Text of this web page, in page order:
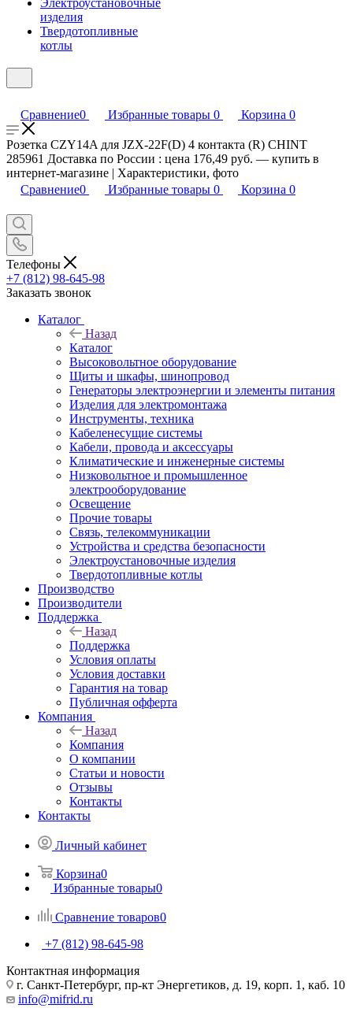
Электроустановочные
изделия
Твердотопливные
котлы
Сравнение0 Избранные товары 0 Корзина 0
Розетка CZY14A для JZX-22F(D) 4 контакта (R) CHINT
285961 Доставка по России : цена 176,49 руб. — купить в
интернет-магазине | Характеристики, фото
Сравнение0 Избранные товары 0 Корзина 0
Телефоны
+7 (812) 98-645-98
Заказать звонок
Каталог
Назад
Каталог
Высоковольтное оборудование
Щиты и шкафы, шинопровод
Генераторы электроэнергии и элементы питания
Изделия для электромонтажа
Инструменты, техника
Кабеленесущие системы
Кабели, провода и аксессуары
Климатические и инженерные системы
Низковольтное и промышленное
электрооборудование
Освещение
Прочие товары
Связь, телекоммуникации
Устройства и средства безопасности
Электроустановочные изделия
Твердотопливные котлы
Производство
Производители
Поддержка
Назад
Поддержка
Условия оплаты
Условия доставки
Гарантия на товар
Публичная офферта
Компания
Назад
Компания
О компании
Статьи и новости
Отзывы
Контакты
Контакты
Личный кабинет
Корзина0
Избранные товары0
Сравнение товаров0
+7 (812) 98-645-98
Контактная информация
г. Санкт-Петербург, пр-кт Энергетиков, д. 19, корп. 1, каб. 10
info@mifrid.ru